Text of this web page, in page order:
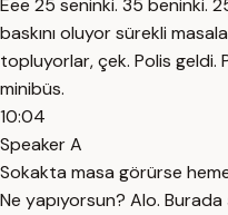
Eee 25 seninki. 35 beninki.
baskını oluyor sürekli
topluyorlar, çek. Polis geldi.
minibüs.
10:04
Speaker A
Sokakta masa görürse
Ne yapıyorsun? Alo.